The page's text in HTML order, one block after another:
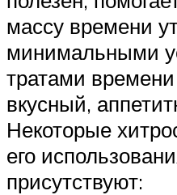
массу времени
минимальными
тратами времени
вкусный,
Некоторые
его
присутствуют: